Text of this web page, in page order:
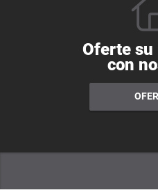
Oferte
con